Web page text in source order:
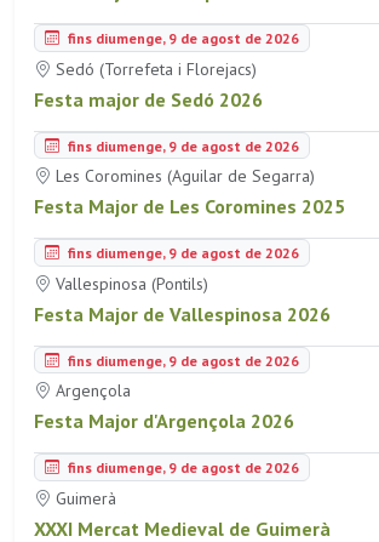
fins diumenge, 9 de agost de 2026
Sedó (Torrefeta i Florejacs)
Festa major de Sedó 2026
fins diumenge, 9 de agost de 2026
Les Coromines (Aguilar de Segarra)
Festa Major de Les Coromines 2025
fins diumenge, 9 de agost de 2026
Vallespinosa (Pontils)
Festa Major de Vallespinosa 2026
fins diumenge, 9 de agost de 2026
Argençola
Festa Major d'Argençola 2026
fins diumenge, 9 de agost de 2026
Guimerà
XXXI Mercat Medieval de Guimerà